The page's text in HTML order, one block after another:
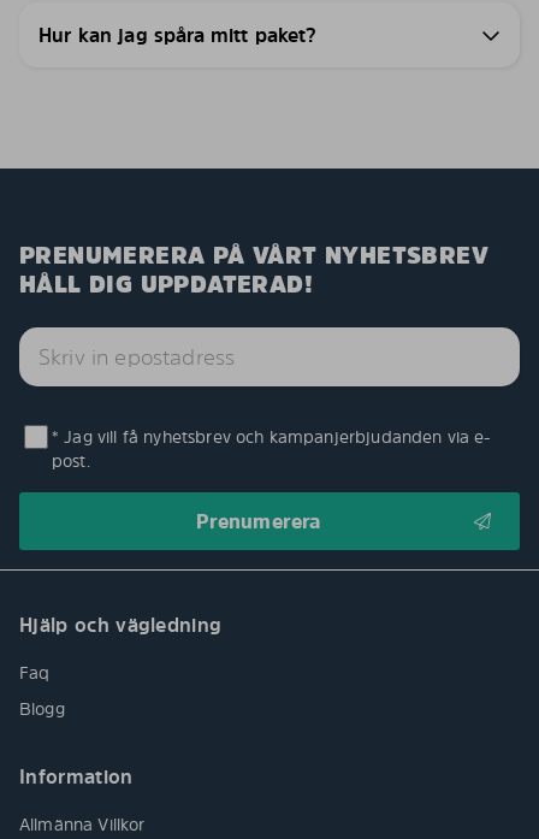
Hur kan jag spåra mitt paket?
PRENUMERERA PÅ VÅRT NYHETSBREV
HÅLL DIG UPPDATERAD!
* Jag vill få nyhetsbrev och kampanjerbjudanden via e-
post.
Hjälp och vägledning
Faq
Blogg
Information
Allmänna Villkor